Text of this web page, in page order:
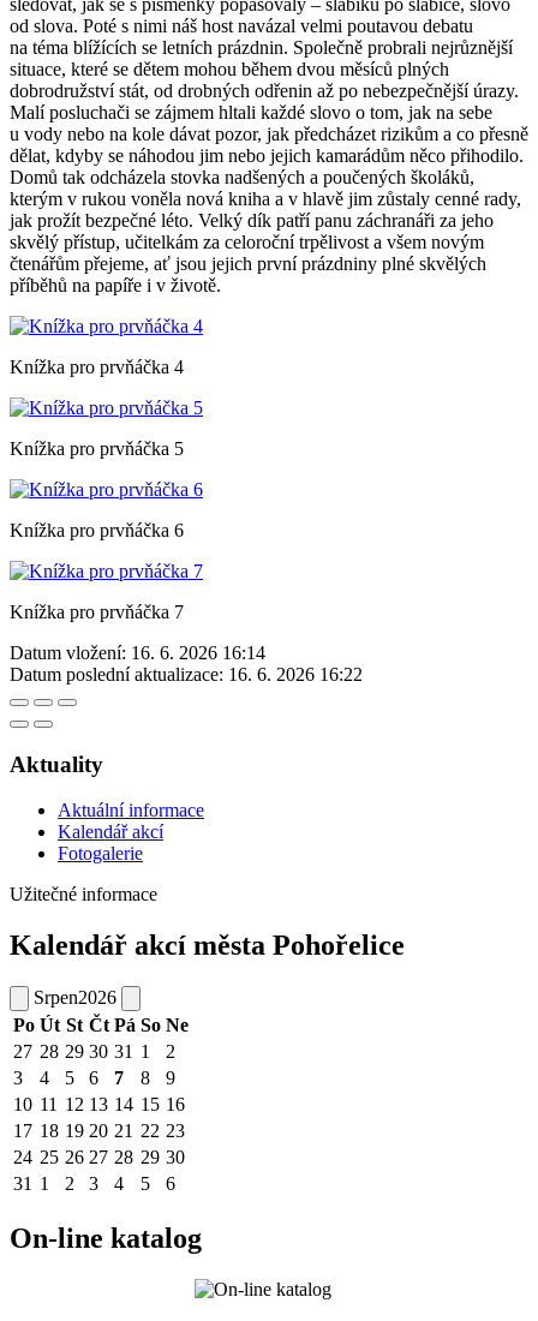
od slova. Poté s nimi náš host navázal velmi poutavou debatu
na téma blížících se letních prázdnin. Společně probrali nejrůznější
situace, které se dětem mohou během dvou měsíců plných
dobrodružství stát, od drobných odřenin až po nebezpečnější úrazy.
Malí posluchači se zájmem hltali každé slovo o tom, jak na sebe
u vody nebo na kole dávat pozor, jak předcházet rizikům a co přesně
dělat, kdyby se náhodou jim nebo jejich kamarádům něco přihodilo.
Domů tak odcházela stovka nadšených a poučených školáků,
kterým v rukou voněla nová kniha a v hlavě jim zůstaly cenné rady,
jak prožít bezpečné léto. Velký dík patří panu záchranáři za jeho
skvělý přístup, učitelkám za celoroční trpělivost a všem novým
čtenářům přejeme, ať jsou jejich první prázdniny plné skvělých
příběhů na papíře i v životě.
Knížka pro prvňáčka 4
Knížka pro prvňáčka 5
Knížka pro prvňáčka 6
Knížka pro prvňáčka 7
Datum vložení: 16. 6. 2026 16:14
Datum poslední aktualizace: 16. 6. 2026 16:22
Aktuality
Aktuální informace
Kalendář akcí
Fotogalerie
Užitečné informace
Kalendář akcí města Pohořelice
Srpen2026
Po Út St Čt Pá So Ne
27 28 29 30 31 1
2
3
4 5 6 7 8
9
10 11 12 13 14 15 16
17 18 19 20 21 22 23
24 25 26 27 28 29 30
31 1 2 3 4 5 6
On-line katalog